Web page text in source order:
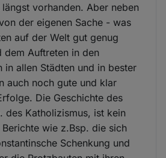
vorhanden. Aber neben
der eigenen Sache - was
auf der Welt gut genug
dem Auftreten in den
in allen Städten und in bester
auch noch gute und klar
Die Geschichte des
des Katholizismus, ist kein
wie z.Bsp. die sich
Schenkung und